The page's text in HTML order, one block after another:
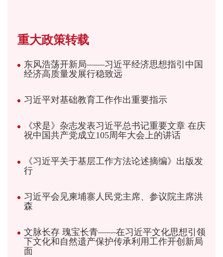
重大政策转载
东风浩荡开新局——习近平经济思想指引中国
经济高质量发展行稳致远
习近平对基础教育工作作出重要指示
《求是》杂志发表习近平总书记重要文章 在庆
祝中国共产党成立105周年大会上的讲话
《习近平关于基层工作方法论述摘编》出版发
行
习近平会见柬埔寨人民党主席、参议院主席洪
森
文脉长存 瑰宝长青——在习近平文化思想引领
下文化和自然遗产保护传承利用工作开创新局
面